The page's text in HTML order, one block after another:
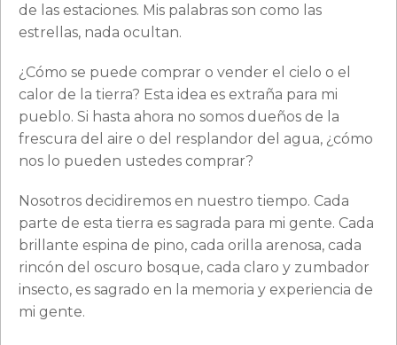
de las estaciones. Mis palabras son como las
estrellas, nada ocultan.
¿Cómo se puede comprar o vender el cielo o el
calor de la tierra? Esta idea es extraña para mi
pueblo. Si hasta ahora no somos dueños de la
frescura del aire o del resplandor del agua, ¿cómo
nos lo pueden ustedes comprar?
Nosotros decidiremos en nuestro tiempo. Cada
parte de esta tierra es sagrada para mi gente. Cada
brillante espina de pino, cada orilla arenosa, cada
rincón del oscuro bosque, cada claro y zumbador
insecto, es sagrado en la memoria y experiencia de
mi gente.